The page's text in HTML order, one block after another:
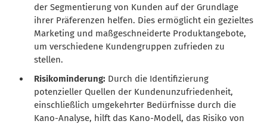
der Segmentierung von Kunden auf der Grundlage
ihrer Präferenzen helfen. Dies ermöglicht ein gezieltes
Marketing und maßgeschneiderte Produktangebote,
um verschiedene Kundengruppen zufrieden zu
stellen.
Risikominderung: Durch die Identifizierung
potenzieller Quellen der Kundenunzufriedenheit,
einschließlich umgekehrter Bedürfnisse durch die
Kano-Analyse, hilft das Kano-Modell, das Risiko von